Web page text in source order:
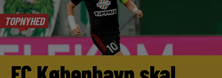
TOPNYHED